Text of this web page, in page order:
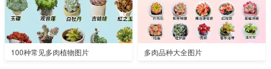
100种常见多肉植物图片 多肉品种大全图片